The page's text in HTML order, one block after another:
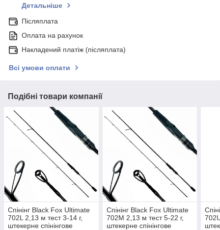
Детальніше
Післяплата
Оплата на рахунок
Накладений платіж (післяплата)
Всі умови оплати
Подібні товари компанії
Спінінг Black Fox Ultimate
702L 2,13 м тест 3-14 г,
штекерне спінінгове
Спінінг Black Fox Ultimate
702M 2,13 м тест 5-22 г,
штекерне спінінгове